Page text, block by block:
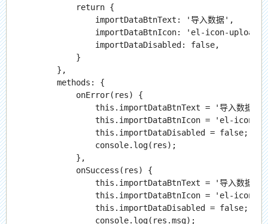
            return {
                importDataBtnText: '导入数据',
importDataBtnIcon: 'el-icon-
                importDataDisabled: false,
            }
        },
        methods: {
            onError(res) {
                this.importDataBtnText = '导入数据';
this.importDataBtnIcon = 'el-icon-
                this.importDataDisabled = false;
                console.log(res);
            },
            onSuccess(res) {
                this.importDataBtnText = '导入数据';
this.importDataBtnIcon = 'el-icon-
                this.importDataDisabled = false;
                console.log(res.msg);